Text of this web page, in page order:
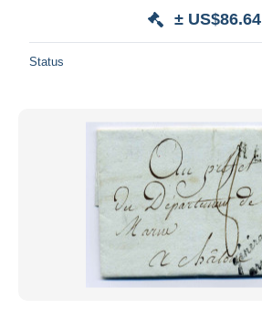
± US$86.64
Status